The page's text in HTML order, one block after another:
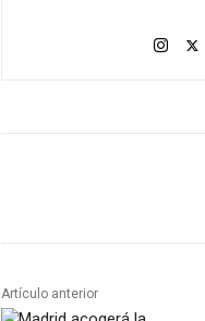
Artículo anterior